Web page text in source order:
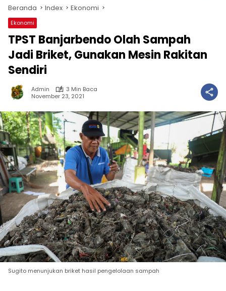
Beranda Index Ekonomi
Ekonomi
TPST Banjarbendo Olah Sampah
Jadi Briket, Gunakan Mesin Rakitan
Sendiri
Admin
3 Min Baca
November 23, 2021
Sugito menunjukan briket hasil pengelolaan sampah